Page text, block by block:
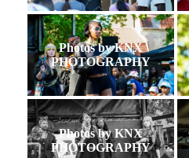
Photos by KNX
PHOTOGRAPHY
Photos by KNX
PHOTOGRAPHY